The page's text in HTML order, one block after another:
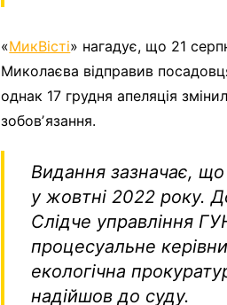
«МикВісті» нагадує, що 21
Миколаєва відправив
однак 17 грудня апеляція
зобовʼязання.
Видання зазначає,
у жовтні 2022 року.
Слідче управління
процесуальне
екологічна
надійшов до суду.